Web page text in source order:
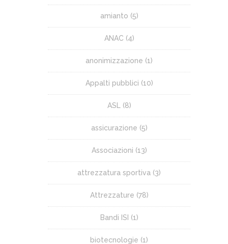
amianto (5)
ANAC (4)
anonimizzazione (1)
Appalti pubblici (10)
ASL (8)
assicurazione (5)
Associazioni (13)
attrezzatura sportiva (3)
Attrezzature (78)
Bandi ISI (1)
biotecnologie (1)